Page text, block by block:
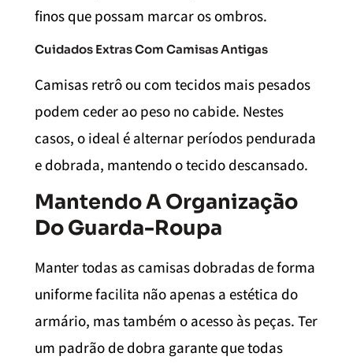
finos que possam marcar os ombros.
Cuidados Extras Com Camisas Antigas
Camisas retrô ou com tecidos mais pesados
podem ceder ao peso no cabide. Nestes
casos, o ideal é alternar períodos pendurada
e dobrada, mantendo o tecido descansado.
Mantendo A Organização
Do Guarda-Roupa
Manter todas as camisas dobradas de forma
uniforme facilita não apenas a estética do
armário, mas também o acesso às peças. Ter
um padrão de dobra garante que todas